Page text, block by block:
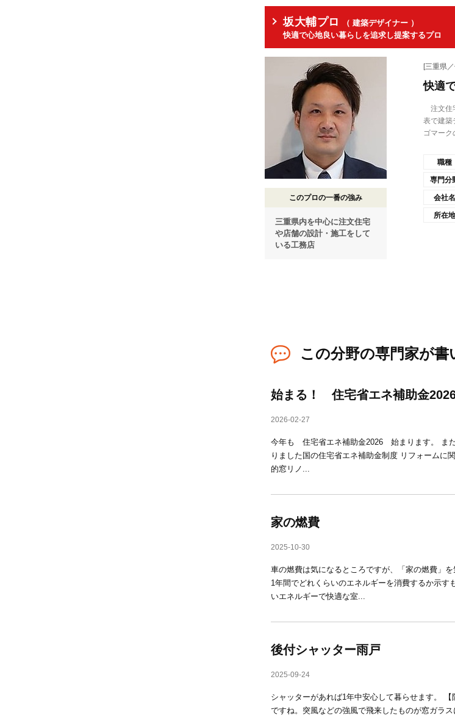
坂大輔プロ
（ 建築デザイナー ）
快適で心地良い暮らしを追求し提案するプロ
このプロの一番の強み
三重県内を中心に注文住宅
や店舗の設計・施工をして
いる工務店
[三重県
快適
注文住
表で建築
ゴマーク
職種
専門分
会社名
所在地
この分野の専門家が書
始まる！ 住宅省エネ補助金
2026-02-27
今年も 住宅省エネ補助金2026 始まります。 ま
りました国の住宅省エネ補助金制度 リフォーム
的窓リノ...
家の燃費
2025-10-30
車の燃費は気になるところですが、「家の燃費」
1年間でどれくらいのエネルギーを消費するか示
いエネルギーで快適な室...
後付シャッター雨戸
2025-09-24
シャッターがあれば1年中安心して暮らせます。
ですね。突風などの強風で飛来したものが窓ガラ